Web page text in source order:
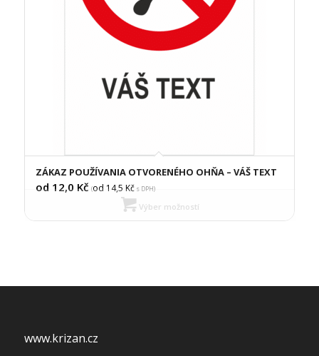
ZÁKAZ POUŽÍVANIA OTVORENÉHO OHŇA – VÁŠ TEXT
od 12,0 Kč (od 14,5 Kčs DPH)
Výber možností
www.krizan.cz